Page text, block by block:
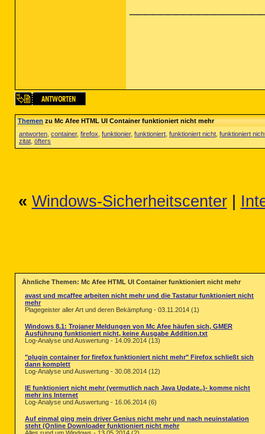
Themenzu Mc Afee HTML UI Container funktioniert nicht mehr
antworten container, firefox funktionier, funktioniert funktioniert nicht funktioniert
zitat öfters
« Windows-Sicherheitscenter|
Ähnliche Themen: Mc Afee HTML UI Container funktioniert nicht mehr
avast und mcaffee arbeiten nicht mehr und die Tastatur funktioniert nicht
mehr
Plagegeister aller Art und deren Bekämpfung - 03.11.2014 (1)
Windows 8.1: Trojaner Meldungen von Mc Afee häufen sich, GMER
Ausführung funktioniert nicht, keine Ausgabe Addition.txt
Log-Analyse und Auswertung - 14.09.2014 (13)
"plugin container for firefox funktioniert nicht mehr" Firefox schließt sich
dann komplett
Log-Analyse und Auswertung - 30.08.2014 (12)
IE funktioniert nicht mehr (vermutlich nach Java Update..)- komme nicht
mehr ins Internet
Log-Analyse und Auswertung - 16.06.2014 (6)
Auf einmal ging mein driver Genius nicht mehr und nach neuinstalation
steht (Online Downloader funktioniert nicht mehr